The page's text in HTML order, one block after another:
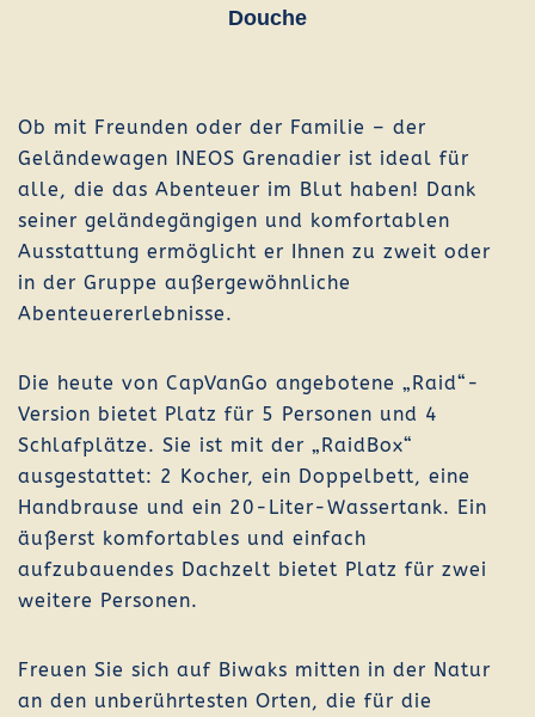
Douche
Ob mit Freunden oder der Familie – der
Geländewagen INEOS Grenadier ist ideal für
alle, die das Abenteuer im Blut haben! Dank
seiner geländegängigen und komfortablen
Ausstattung ermöglicht er Ihnen zu zweit oder
in der Gruppe außergewöhnliche
Abenteuererlebnisse.
Die heute von CapVanGo angebotene „Raid“-
Version bietet Platz für 5 Personen und 4
Schlafplätze. Sie ist mit der „RaidBox“
ausgestattet: 2 Kocher, ein Doppelbett, eine
Handbrause und ein 20-Liter-Wassertank. Ein
äußerst komfortables und einfach
aufzubauendes Dachzelt bietet Platz für zwei
weitere Personen.
Freuen Sie sich auf Biwaks mitten in der Natur
an den unberührtesten Orten, die für die